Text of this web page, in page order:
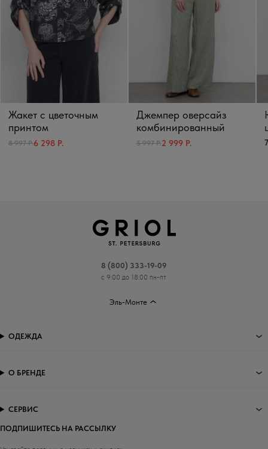
Жакет с цветочным
принтом
8 997 Р.6 298 Р.
Джемпер оверсайз
комбинированный
5 997 Р.2 999 Р.
8 (800) 333-19-09
с 9:00 до 18:00 пн-пт
Эль-Монте
ПОДПИШИТЕСЬ НА РАССЫЛКУ
ОДЕЖДА
О БРЕНДЕ
СЕРВИС